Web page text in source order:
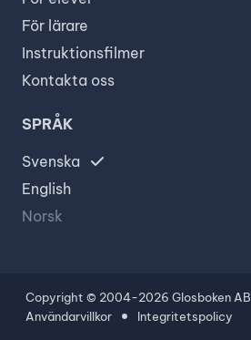
För lärare
Instruktionsfilmer
Kontakta oss
SPRÅK
Svenska
English
Norsk
Copyright © 2004-2026 Glosboken AB
Användarvillkor
Integritetspolicy